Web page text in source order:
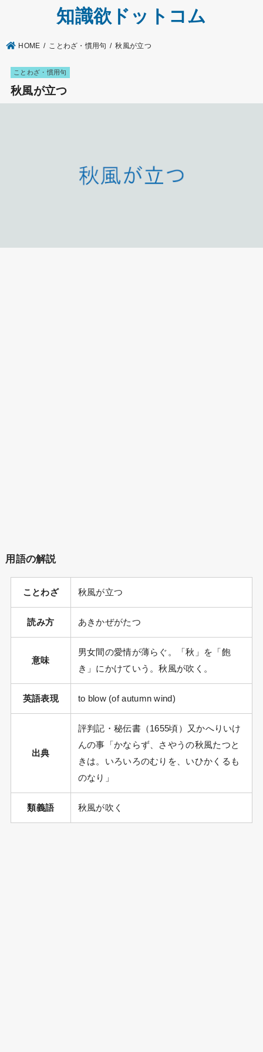
知識欲ドットコム
HOME ことわざ・慣用句 秋風が立つ
ことわざ・慣用句
秋風が立つ
用語の解説
ことわざ 秋風が立つ
読み方 あきかぜがたつ
意味
男女間の愛情が薄らぐ。「秋」を「飽
き」にかけていう。秋風が吹く。
英語表現 to blow (of autumn wind)
出典
評判記・秘伝書（1655頃）又かへりいけ
んの事「かならず、さやうの秋風たつと
きは。いろいろのむりを、いひかくるも
のなり」
類義語 秋風が吹く